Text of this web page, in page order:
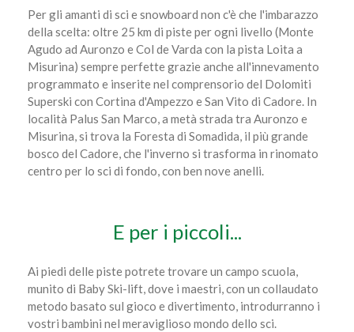
Per gli amanti di sci e snowboard non c'è che l'imbarazzo
della scelta: oltre 25 km di piste per ogni livello (Monte
Agudo ad Auronzo e Col de Varda con la pista Loita a
Misurina) sempre perfette grazie anche all'innevamento
programmato e inserite nel comprensorio del Dolomiti
Superski con Cortina d'Ampezzo e San Vito di Cadore. In
località Palus San Marco, a metà strada tra Auronzo e
Misurina, si trova la Foresta di Somadida, il più grande
bosco del Cadore, che l'inverno si trasforma in rinomato
centro per lo sci di fondo, con ben nove anelli.
E per i piccoli...
Ai piedi delle piste potrete trovare un campo scuola,
munito di Baby Ski-lift, dove i maestri, con un collaudato
metodo basato sul gioco e divertimento, introdurranno i
vostri bambini nel meraviglioso mondo dello sci.